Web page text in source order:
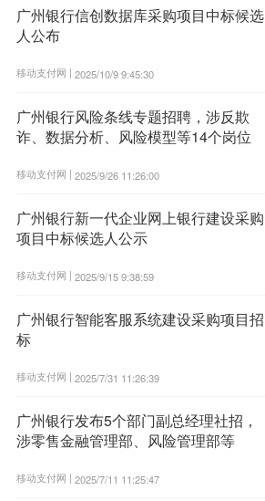
广州银行信创数据库采购项目中标候选
人公布
移动支付网 | 2025/10/9 9:45:30
广州银行风险条线专题招聘，涉反欺
诈、数据分析、风险模型等14个岗位
移动支付网 | 2025/9/26 11:26:00
广州银行新一代企业网上银行建设采购
项目中标候选人公示
移动支付网 | 2025/9/15 9:38:59
广州银行智能客服系统建设采购项目招
标
移动支付网 | 2025/7/31 11:26:39
广州银行发布5个部门副总经理社招，
涉零售金融管理部、风险管理部等
移动支付网 | 2025/7/11 11:25:47